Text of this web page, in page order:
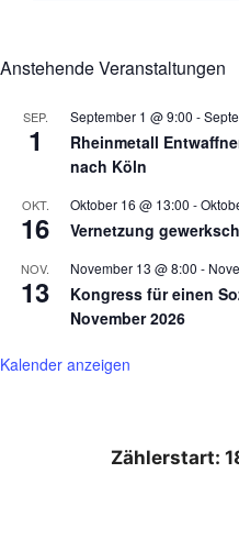
Anstehende Veranstaltungen
SEP.
1
September 1 @ 9:00 -
Rheinmetall
nach Köln
OKT.
16
Oktober 16 @ 13:00 -
Vernetzung
NOV.
13
November 13 @ 8:00 -
Kongress für einen
November 2026
Kalender anzeigen
Zählerstart: